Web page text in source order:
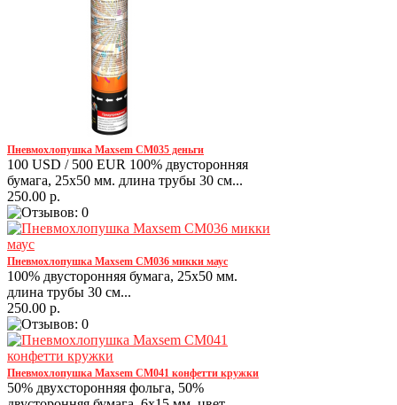
Пневмохлопушка Maxsem CM035 деньги
100 USD / 500 EUR 100% двусторонняя
бумага, 25х50 мм. длина трубы 30 см...
250.00 р.
Пневмохлопушка Maxsem CM036 микки маус
100% двусторонняя бумага, 25х50 мм.
длина трубы 30 см...
250.00 р.
Пневмохлопушка Maxsem CM041 конфетти кружки
50% двухсторонняя фольга, 50%